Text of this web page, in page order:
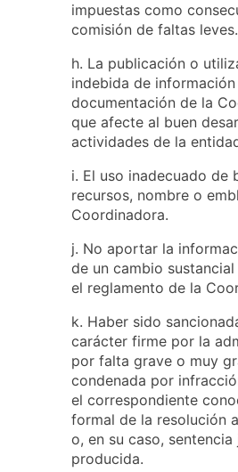
impuestas como
comisión de faltas leves.
h. La publicación o
indebida de
documentación de la
que afecte al buen
actividades de la
i. El uso inadecuado de
recursos, nombre o
Coordinadora.
j. No aportar la
de un cambio
el reglamento de la
k. Haber sido
carácter firme por la
por falta grave o muy
condenada por
el correspondiente
formal de la resolución
o, en su caso,
producida.